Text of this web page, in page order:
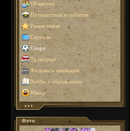
Общество
Путешествия и события
Развлечения
Сериалы
Спорт
Транспорт
Фильмы и анимация
Хобби и образование
Юмор
Фото